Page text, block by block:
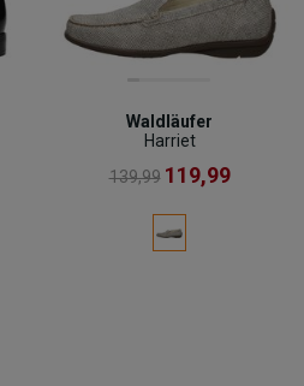
Waldläufer
Harriet
139,99 119,99